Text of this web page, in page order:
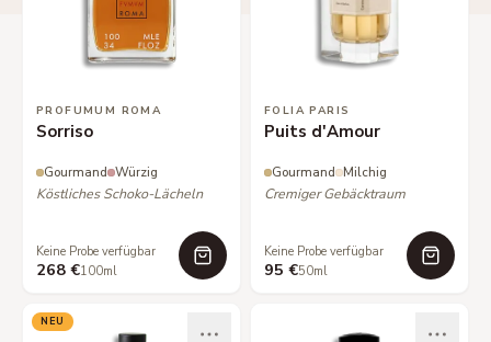
PROFUMUM ROMA
Sorriso
Gourmand Würzig
Köstliches Schoko-Lächeln
Keine Probe verfügbar
268 €100ml
FOLIA PARIS
Puits d'Amour
Gourmand Milchig
Cremiger Gebäcktraum
Keine Probe verfügbar
95 €50ml
NEU